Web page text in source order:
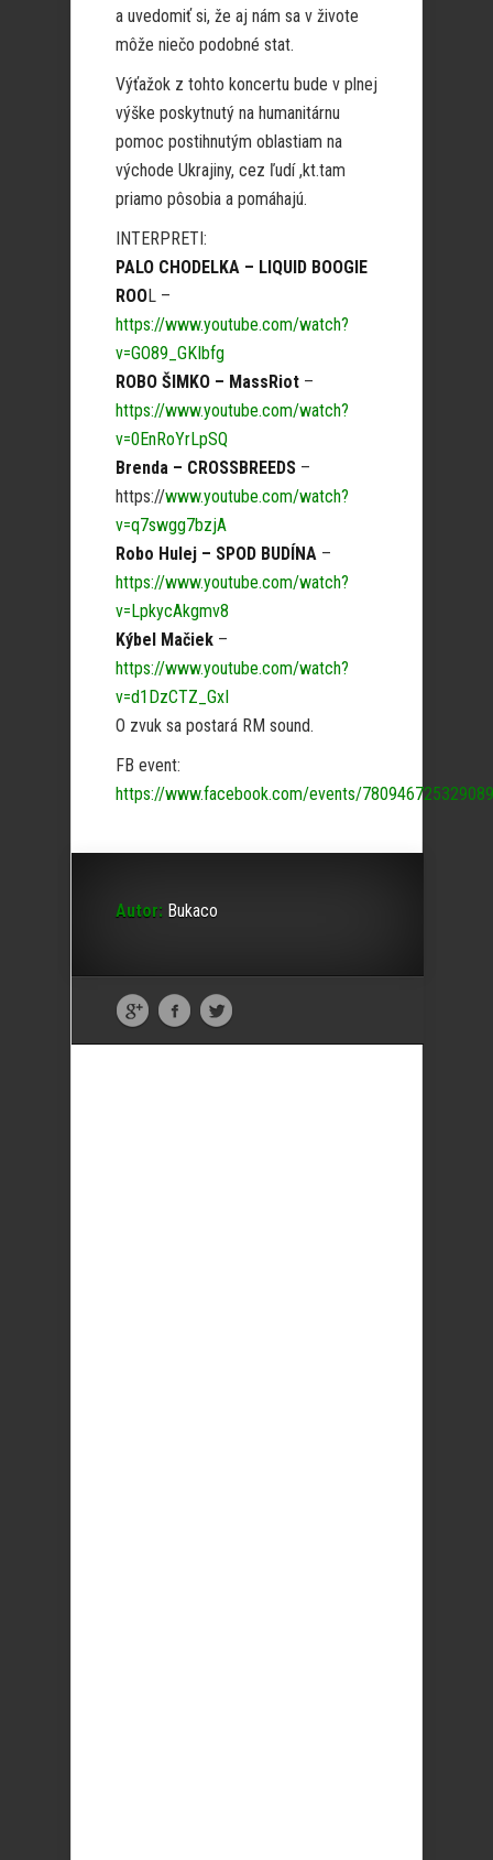
a uvedomiť si, že aj nám sa v živote
môže niečo podobné stat.
Výťažok z tohto koncertu bude v plnej
výške poskytnutý na humanitárnu
pomoc postihnutým oblastiam na
východe Ukrajiny, cez ľudí ,kt.tam
priamo pôsobia a pomáhajú.
INTERPRETI:
PALO CHODELKA – LIQUID BOOGIE
ROOL –
https://www.youtube.com/watch?
v=GO89_GKIbfg
ROBO ŠIMKO – MassRiot –
https://www.youtube.com/watch?
v=0EnRoYrLpSQ
Brenda – CROSSBREEDS –
https://www.youtube.com/watch?
v=q7swgg7bzjA
Robo Hulej – SPOD BUDÍNA –
https://www.youtube.com/watch?
v=LpkycAkgmv8
Kýbel Mačiek –
https://www.youtube.com/watch?
v=d1DzCTZ_GxI
O zvuk sa postará RM sound.
FB event:
https://www.facebook.com/events/
Autor: Bukaco